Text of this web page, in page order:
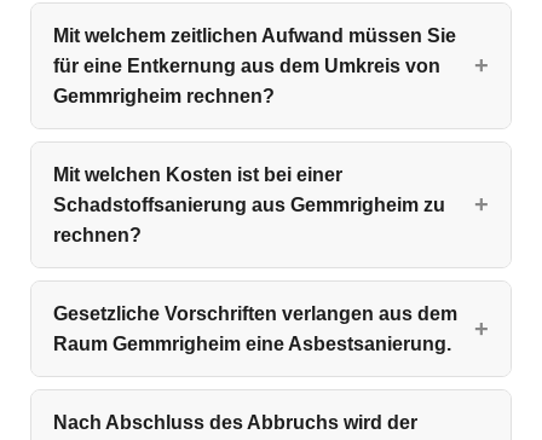
Mit welchem zeitlichen Aufwand müssen Sie
für eine Entkernung aus dem Umkreis von
Gemmrigheim rechnen?
Mit welchen Kosten ist bei einer
Schadstoffsanierung aus Gemmrigheim zu
rechnen?
Gesetzliche Vorschriften verlangen aus dem
Raum Gemmrigheim eine Asbestsanierung.
Nach Abschluss des Abbruchs wird der